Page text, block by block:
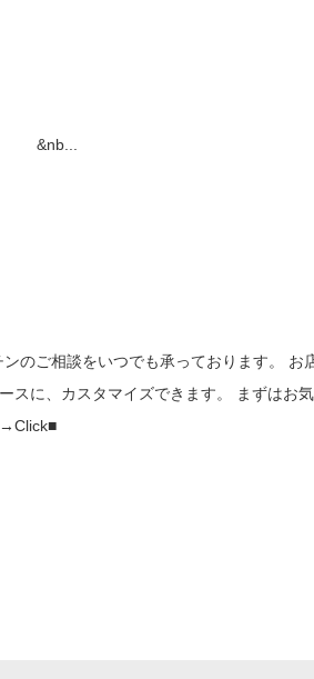
木のキッチン &nb...
ご相談をいつでも承っております。 お店
スタマイズできます。 まずはお気軽